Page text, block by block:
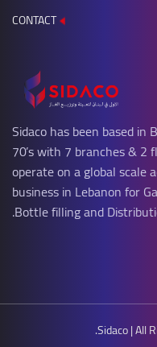
CONTACT
Sidaco has been based
70’s with 7 branches & 2
operate on a global scale
business in Lebanon for
Bottle filling and